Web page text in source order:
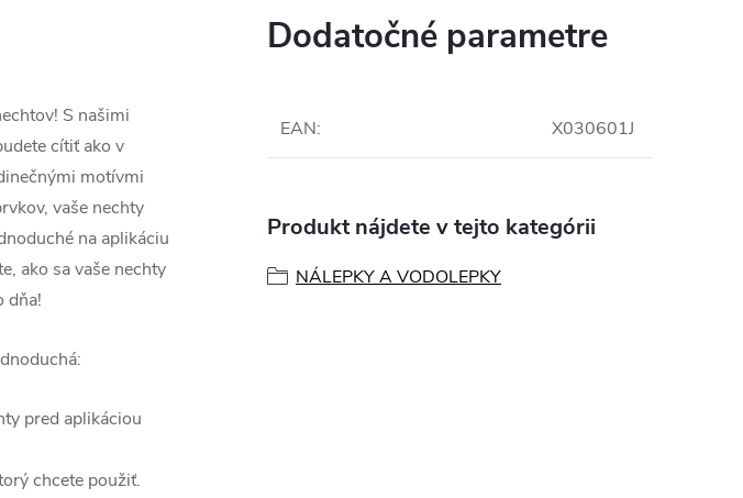
S našimi
cítiť ako v
motívmi
vaše nechty
na aplikáciu
ako sa vaše nechty
dňa!
pred aplikáciou
chcete použiť.
Dodatočné parametre
EAN: X030601J
Produkt nájdete v tejto kategórii
NÁLEPKY A VODOLEPKY